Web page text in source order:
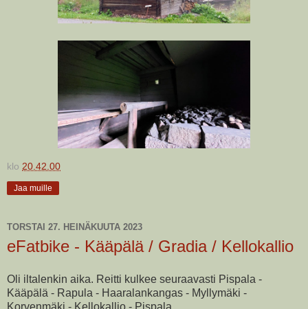
klo 20.42.00
Jaa muille
TORSTAI 27. HEINÄKUUTA 2023
eFatbike - Kääpälä / Gradia / Kellokallio
Oli iltalenkin aika. Reitti kulkee seuraavasti Pispala -
Kääpälä - Rapula - Haaralankangas - Myllymäki -
Korvenmäki - Kellokallio - Pispala.